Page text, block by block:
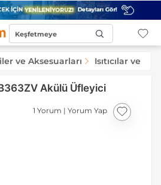
Keşfetmeye
ve Aksesuarları Isıtıcılar ve
Akülü Üfleyici
1 Yorum | Yorum Yap